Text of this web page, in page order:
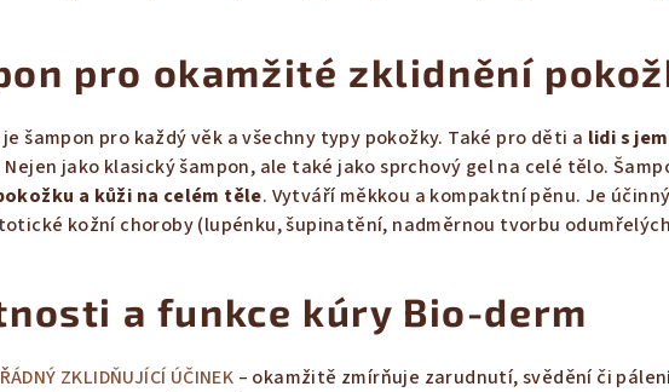
pro okamžité zklidnění
šampon pro každý věk a všechny typy pokožky. Také pro děti a lidi s
Nejen jako klasický šampon, ale také jako sprchový gel na celé tělo.
a kůži na celém těle. Vytváří měkkou a kompaktní pěnu. Je
kožní choroby (lupénku, šupinatění, nadměrnou tvorbu
a funkce kúry Bio-derm
ZKLIDŇUJÍCÍ ÚČINEK – okamžitě zmírňuje zarudnutí, svědění či